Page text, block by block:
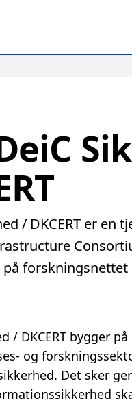
/ DKCERT er en
/ DKCERT bygger
og
Det sker